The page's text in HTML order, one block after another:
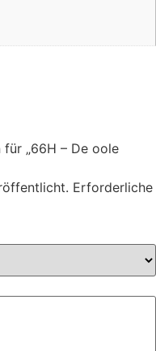
für „66H – De oole
Erforderliche